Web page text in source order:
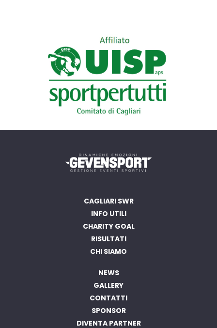
CAGLIARI SWR
INFO UTILI
CHARITY GOAL
RISULTATI
CHI SIAMO
NEWS
GALLERY
CONTATTI
SPONSOR
DIVENTA PARTNER